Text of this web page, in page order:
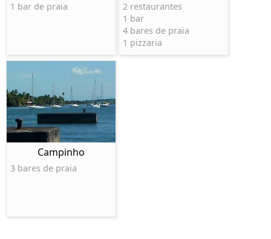
1 bar de praia
2 restaurantes
1 bar
4 bares de praia
1 pizzaria
Campinho
3 bares de praia